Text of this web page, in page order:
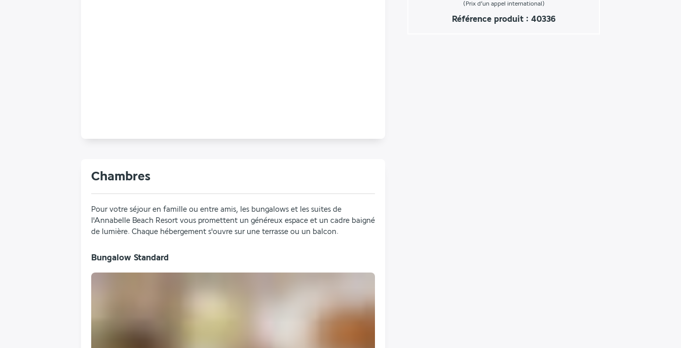
(Prix d’un appel international)
Référence produit : 40336
Chambres
Pour votre séjour en famille ou entre amis, les bungalows et les suites de
l'Annabelle Beach Resort vous promettent un généreux espace et un cadre baigné
de lumière. Chaque hébergement s'ouvre sur une terrasse ou un balcon.
Bungalow Standard